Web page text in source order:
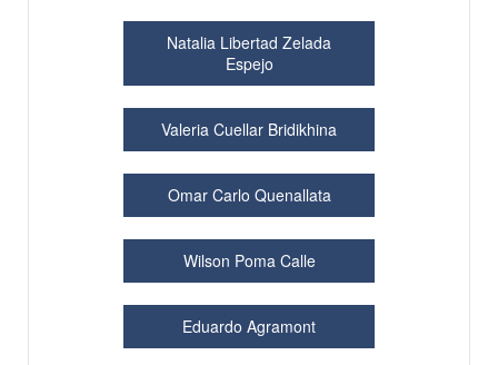
Natalia Libertad Zelada
Espejo
Valeria Cuellar Bridikhina
Omar Carlo Quenallata
Wilson Poma Calle
Eduardo Agramont